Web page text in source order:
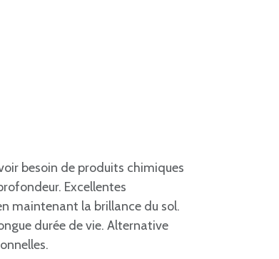
besoin de produits chimiques
Excellentes
maintenant la brillance du sol.
durée de vie. Alternative